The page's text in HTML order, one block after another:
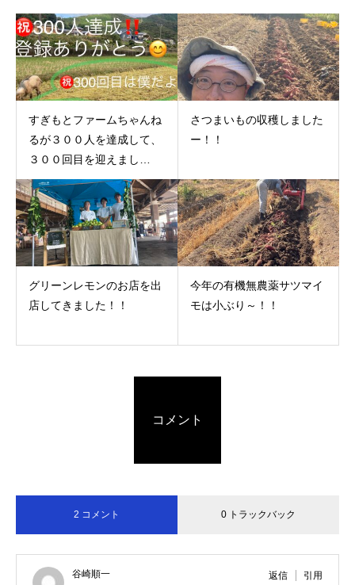
すぎもとファームちゃんね
るが３００人を達成して、
３００回目を迎えまし
た！！
さつまいもの収穫しました
ー！！
グリーンレモンのお店を出
店してきました！！
今年の有機無農薬サツマイ
モは小ぶり～！！
コメント
2 コメント 0 トラックバック
谷崎順一
返信 引用